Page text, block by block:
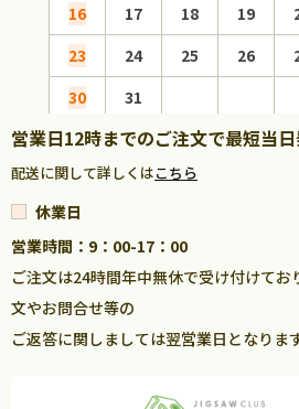
16
17 18 19
23
24 25 26
30
31
営業日12時までのご注文で最短当日
配送に関して詳しくはこちら
休業日
営業時間：9：00-17：00
ご注文は24時間年中無休で受け付けて
文やお問合せ等の
ご返答に関しましては翌営業日となります